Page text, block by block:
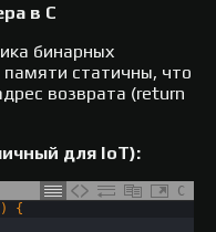
в C
бинарных
памяти статичны, что
возврата (return
для IoT):
C
)
{